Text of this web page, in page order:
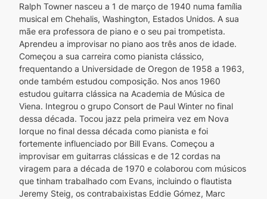
Ralph Towner nasceu a 1 de março de 1940 numa família
musical em Chehalis, Washington, Estados Unidos. A sua
mãe era professora de piano e o seu pai trompetista.
Aprendeu a improvisar no piano aos três anos de idade.
Começou a sua carreira como pianista clássico,
frequentando a Universidade de Oregon de 1958 a 1963,
onde também estudou composição. Nos anos 1960
estudou guitarra clássica na Academia de Música de
Viena. Integrou o grupo Consort de Paul Winter no final
dessa década. Tocou jazz pela primeira vez em Nova
Iorque no final dessa década como pianista e foi
fortemente influenciado por Bill Evans. Começou a
improvisar em guitarras clássicas e de 12 cordas na
viragem para a década de 1970 e colaborou com músicos
que tinham trabalhado com Evans, incluindo o flautista
Jeremy Steig, os contrabaixistas Eddie Gómez, Marc